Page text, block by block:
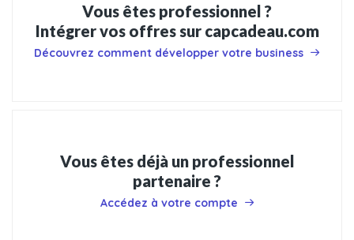
Vous êtes professionnel ?
Intégrer vos offres sur capcadeau.com
Découvrez comment développer votre business
Vous êtes déjà un professionnel
partenaire ?
Accédez à votre compte